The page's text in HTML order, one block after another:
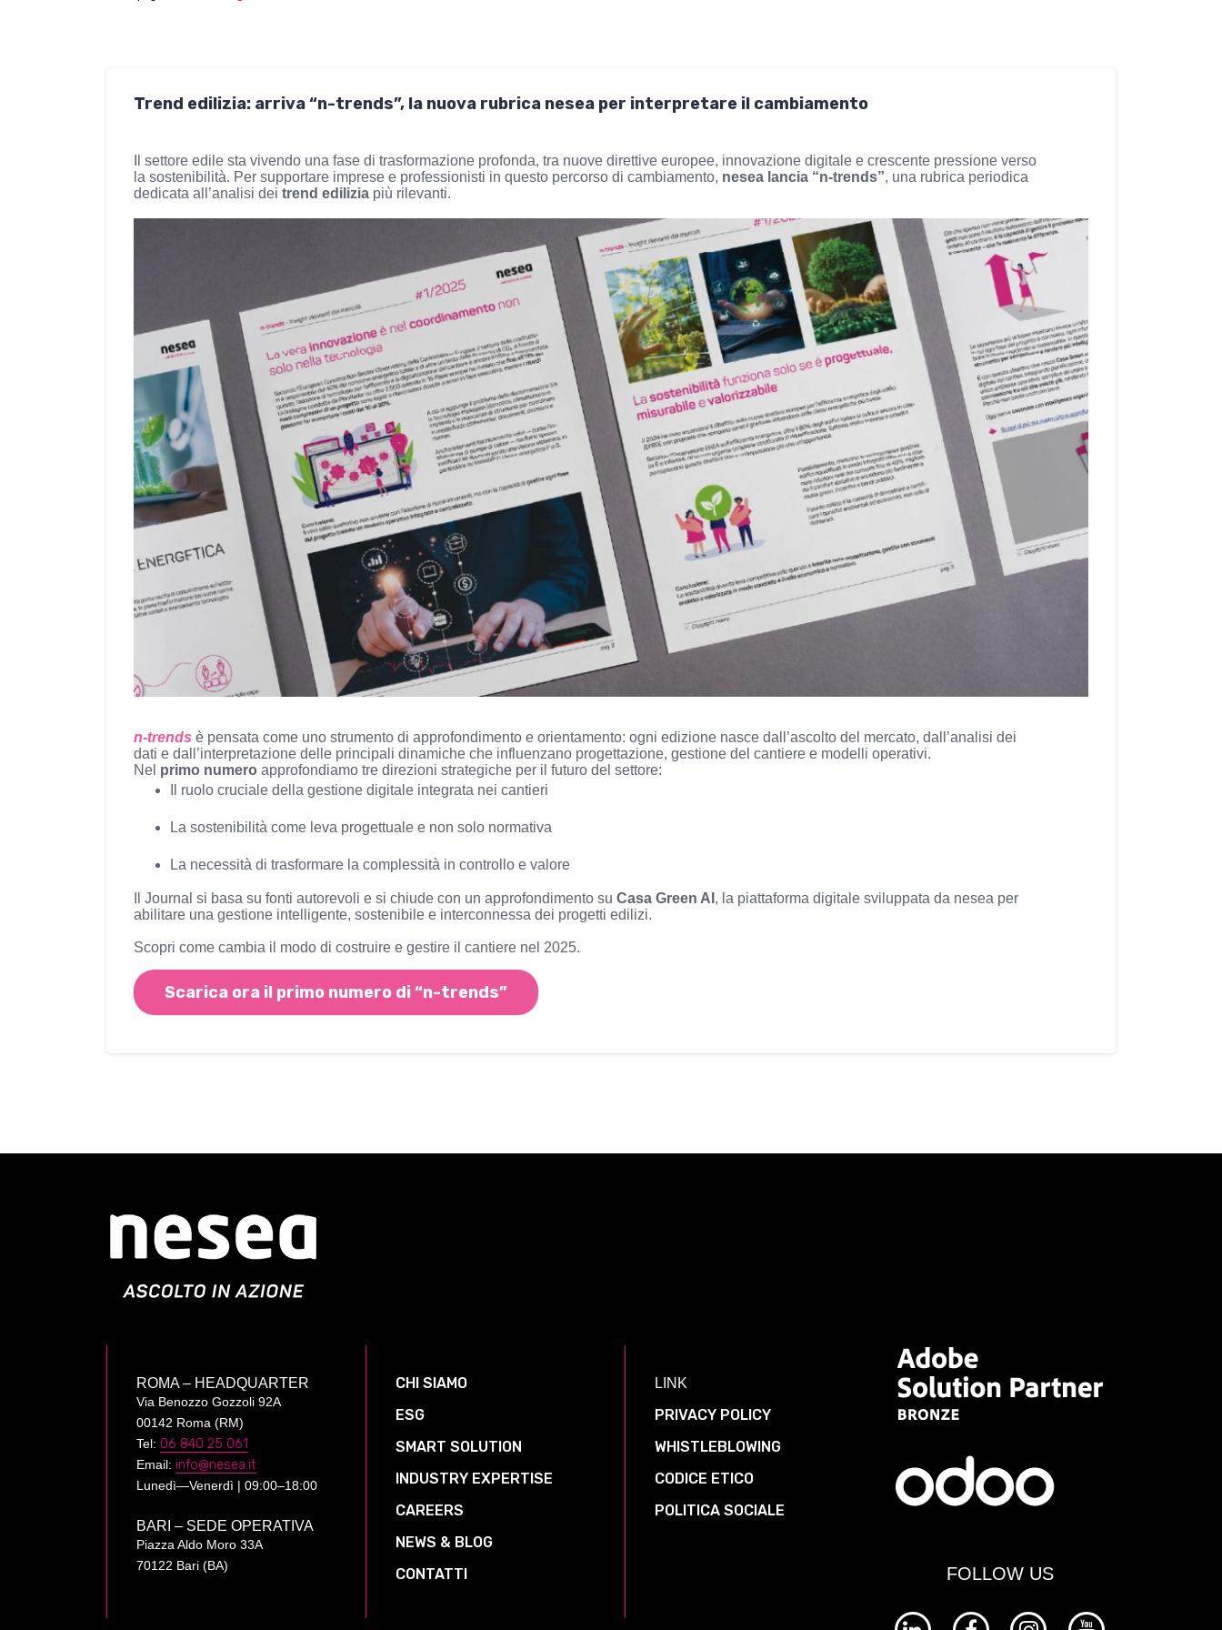
Trend edilizia: arriva “n-trends”, la nuova rubrica nesea per interpretare il cambiamento
Il settore edile sta vivendo una fase di trasformazione profonda, tra nuove direttive europee, innovazione digitale e crescente pressione verso
la sostenibilità. Per supportare imprese e professionisti in questo percorso di cambiamento, nesea lancia “n-trends”, una rubrica periodica
dedicata all’analisi dei trend edilizia più rilevanti.
n-trends è pensata come uno strumento di approfondimento e orientamento: ogni edizione nasce dall’ascolto del mercato, dall’analisi dei
dati e dall’interpretazione delle principali dinamiche che influenzano progettazione, gestione del cantiere e modelli operativi.
Nel primo numero approfondiamo tre direzioni strategiche per il futuro del settore:
Il ruolo cruciale della gestione digitale integrata nei cantieri
La sostenibilità come leva progettuale e non solo normativa
La necessità di trasformare la complessità in controllo e valore
Il Journal si basa su fonti autorevoli e si chiude con un approfondimento su Casa Green AI , la piattaforma digitale sviluppata da nesea per
abilitare una gestione intelligente, sostenibile e interconnessa dei progetti edilizi.
Scopri come cambia il modo di costruire e gestire il cantiere nel 2025.
Scarica ora il primo numero di “n-trends”
ROMA – HEADQUARTER
Via Benozzo Gozzoli 92A
00142 Roma (RM)
Tel: 06 840 25 061
Email: info@nesea.it
Lunedì—Venerdì | 09:00–18:00
BARI – SEDE OPERATIVA
Piazza Aldo Moro 33A
70122 Bari (BA)
CHI SIAMO
ESG
SMART SOLUTION
INDUSTRY EXPERTISE
CAREERS
NEWS & BLOG
CONTATTI
LINK
PRIVACY POLICY
WHISTLEBLOWING
CODICE ETICO
POLITICA SOCIALE
FOLLOW US